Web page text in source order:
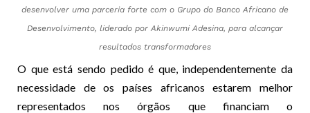
desenvolver uma parceria forte com o Grupo do Banco Africano de
Desenvolvimento, liderado por Akinwumi Adesina, para alcançar
resultados transformadores
O que está sendo pedido é que, independentemente da
necessidade de os países africanos estarem melhor
representados nos órgãos que financiam o